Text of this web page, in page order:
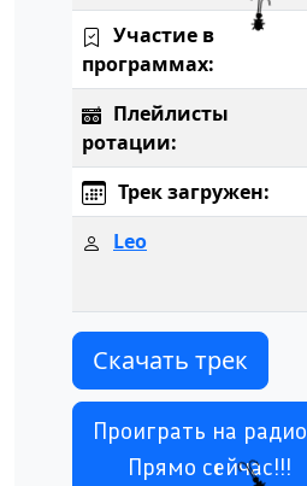
Участие в
программах:
Плейлисты
ротации:
Трек загружен:
Leo
Скачать трек
Проиграть на
Прямо сейчас!!!